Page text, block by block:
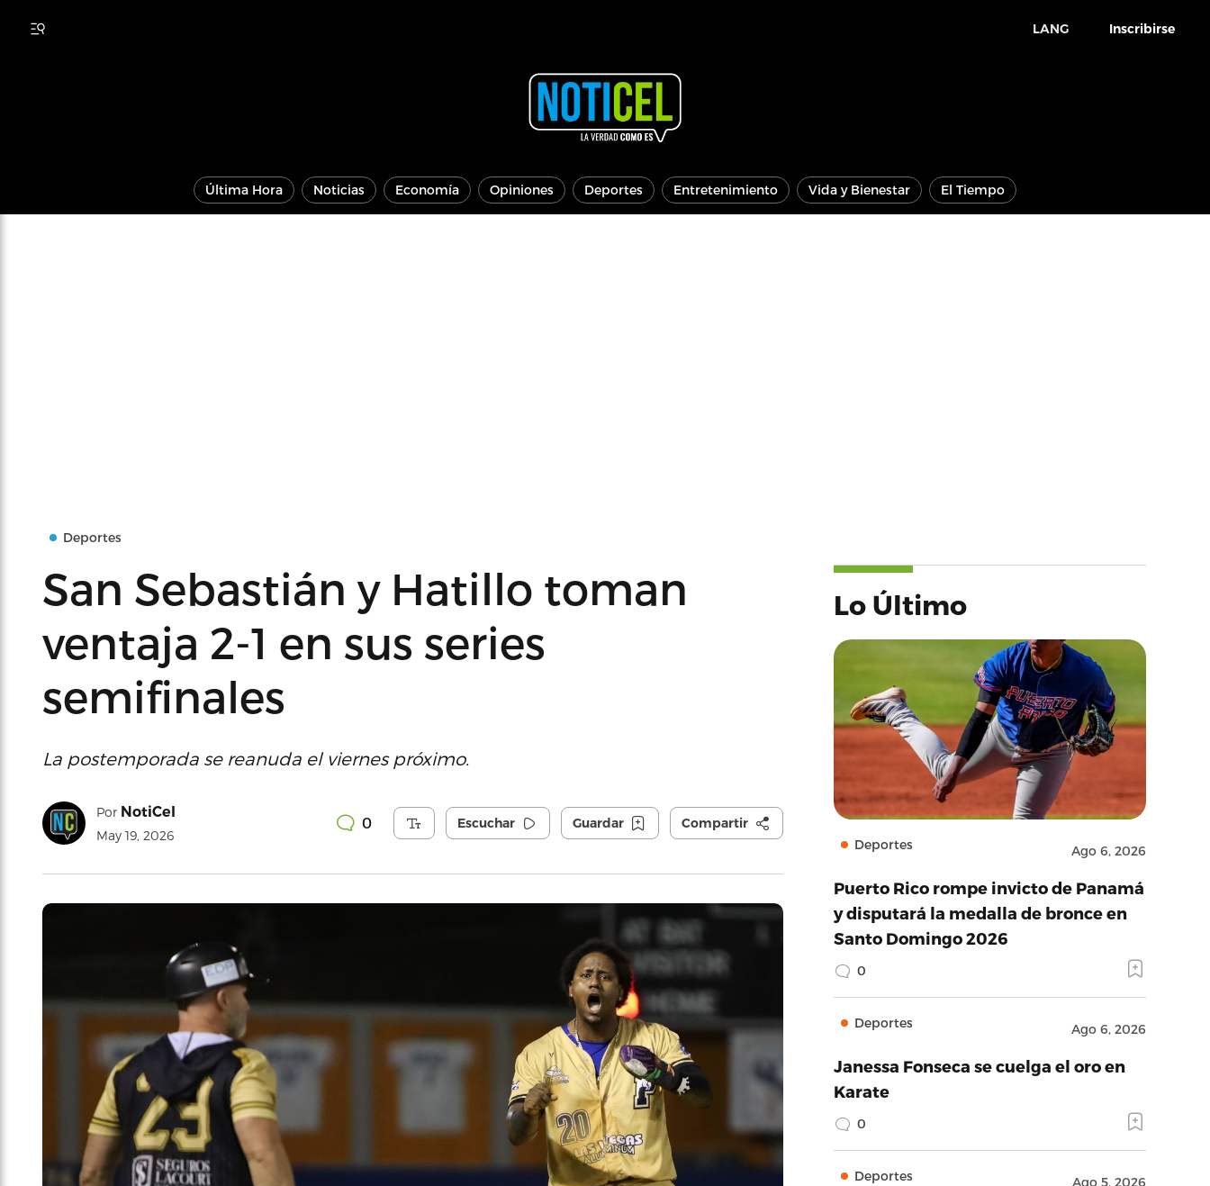
LANG Inscribirse
Última Hora Noticias Economía Opiniones Deportes Entretenimiento Vida y Bienestar El Tiempo
Deportes
San Sebastián y Hatillo toman
ventaja 2-1 en sus series
semifinales
La postemporada se reanuda el viernes próximo.
Por NotiCel
May 19, 2026
0 Escuchar Guardar Compartir
Lo Último
Deportes Ago 6, 2026
Puerto Rico rompe invicto de Panamá
y disputará la medalla de bronce en
Santo Domingo 2026
0
Deportes Ago 6, 2026
Janessa Fonseca se cuelga el oro en
Karate
0
Deportes Ago 5, 2026